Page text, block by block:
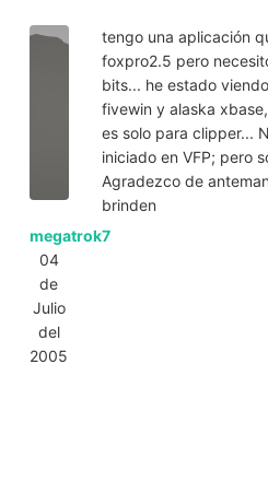
megatrok7
04
de
Julio
del
2005
tengo una aplicación
foxpro2.5 pero
bits... he estado
fivewin y alaska
es solo para clipper...
iniciado en VFP; pero
Agradezco de
brinden